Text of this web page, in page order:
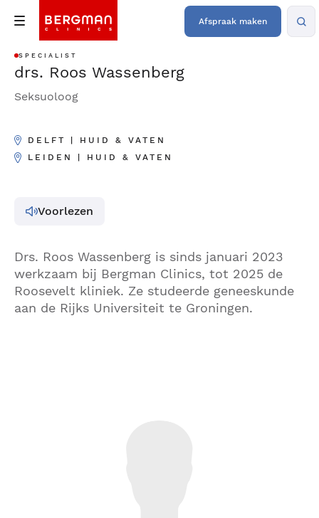
Afspraak maken
SPECIALIST
drs. Roos Wassenberg
Seksuoloog
DELFT | HUID & VATEN
LEIDEN | HUID & VATEN
Voorlezen
Drs. Roos Wassenberg is sinds januari 2023
werkzaam bij Bergman Clinics, tot 2025 de
Roosevelt kliniek. Ze studeerde geneeskunde
aan de Rijks Universiteit te Groningen.